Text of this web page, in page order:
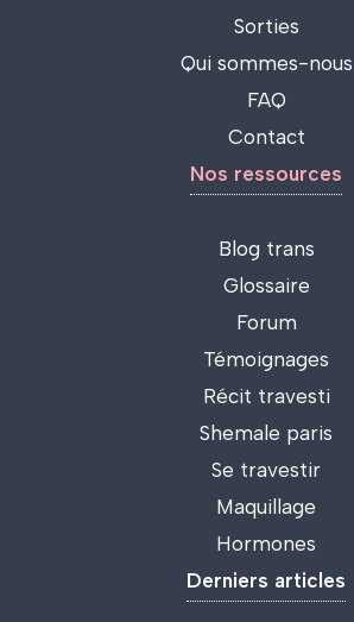
Sorties
Qui sommes-nous
FAQ
Contact
Nos ressources
Blog trans
Glossaire
Forum
Témoignages
Récit travesti
Shemale paris
Se travestir
Maquillage
Hormones
Derniers articles